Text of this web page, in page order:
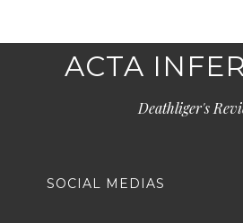
ACTA
Deathliger's
SOCIAL MEDIAS